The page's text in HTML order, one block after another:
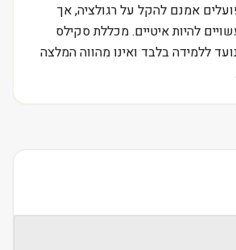
אמנם להקל על רגולציה, אך
להיות איטיים. מכללת סקילס
ללמידה בלבד ואינו מהווה המלצה